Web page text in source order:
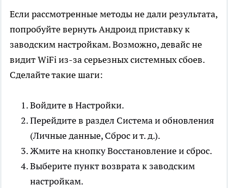
Если рассмотренные методы не дали результата,
попробуйте вернуть Андроид приставку к
заводским настройкам. Возможно, девайс не
видит WiFi из-за серьезных системных сбоев.
Сделайте такие шаги:
Войдите в Настройки.
Перейдите в раздел Система и обновления
(Личные данные, Сброс и т. д.).
Жмите на кнопку Восстановление и сброс.
Выберите пункт возврата к заводским
настройкам.